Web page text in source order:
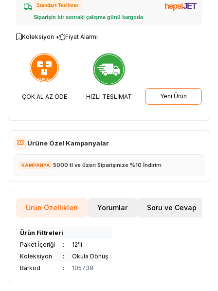
Standart Teslimat
Siparişin bir sonraki çalışma günü kargoda
hepsiJET
Koleksiyon + Fiyat Alarmı
ÇOK AL AZ ÖDE HIZLI TESLİMAT Yeni Ürün
Ürüne Özel Kampanyalar
KAMPANYA 5000 tl ve üzeri Siparişinize %10 İndirim
Ürün Özellikleri Yorumlar Soru ve Cevap
Ürün Filtreleri
Paket İçeriği
:
12'li
Koleksiyon
:
Okula Dönüş
Barkod
: 105739